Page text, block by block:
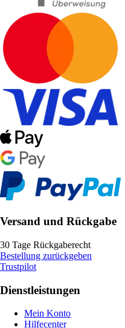
Versand und Rückgabe
30 Tage Rückgaberecht
Bestellung zurückgeben
Trustpilot
Dienstleistungen
Mein Konto
Hilfecenter